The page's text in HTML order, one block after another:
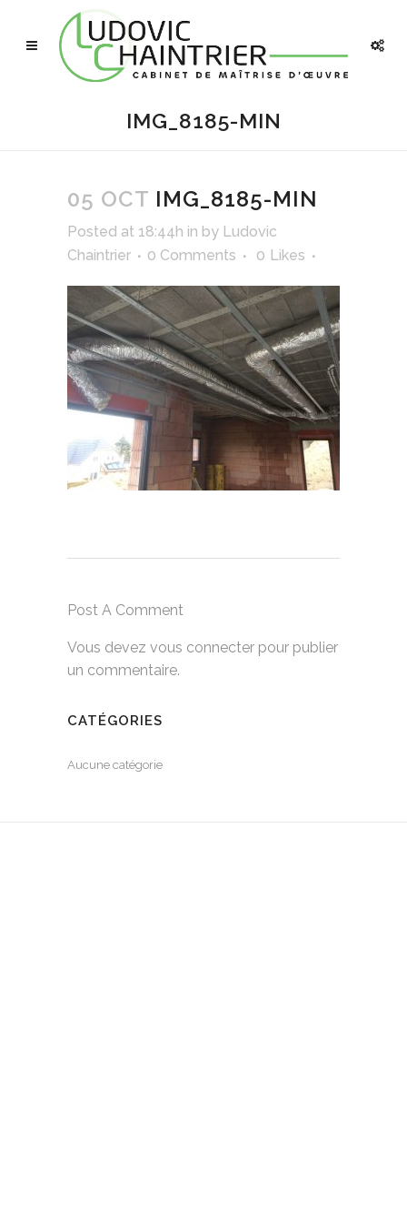
IMG_8185-MIN
05 OCT IMG_8185-MIN
Posted at 18:44h in by Ludovic
Chaintrier
0 Comments 0 Likes
Post A Comment
Vous devez vous connecter pour publier
un commentaire.
CATÉGORIES
Aucune catégorie